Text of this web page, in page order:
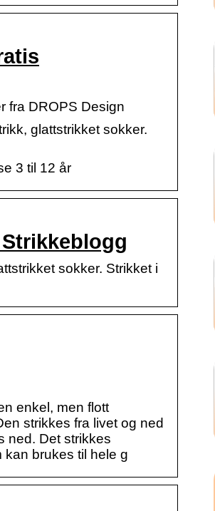
fra DROPS Design
glattstrikket sokker.
3 til 12 år
sokker. Strikket i
enkel, men flott
strikkes fra livet og ned
ned. Det strikkes
brukes til hele g